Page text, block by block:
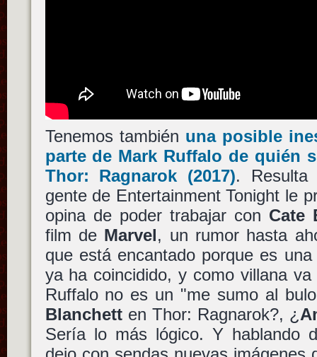
Tenemos también una posible
parte de Mark Ruffalo de quién
Thor: Ragnarok (2017). Resulta
gente de Entertainment Tonight le
opina de poder trabajar con Cate
film de Marvel, un rumor hasta
que está encantado porque es
ya ha coincidido, y como villana
Ruffalo no es un "me sumo al
Blanchetten Thor: Ragnarok?, ¿
Sería lo más lógico. Y hablando